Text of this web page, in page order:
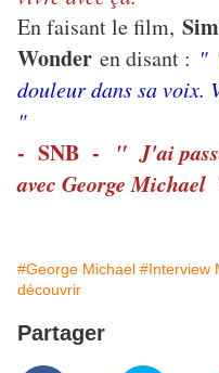
En faisant le film,
Wonder en disant : "
douleur dans sa voix.
"
- SNB - " J'ai
avec George
#George Michael #Interview
découvrir
Partager